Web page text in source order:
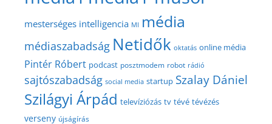
mesterséges intelligencia MI média
médiaszabadság Netidők oktatás online média
Pintér Róbert podcast posztmodem robot rádió
sajtószabadság social media startup Szalay Dániel
Szilágyi Árpád televíziózás tv tévé tévézés
verseny újságírás